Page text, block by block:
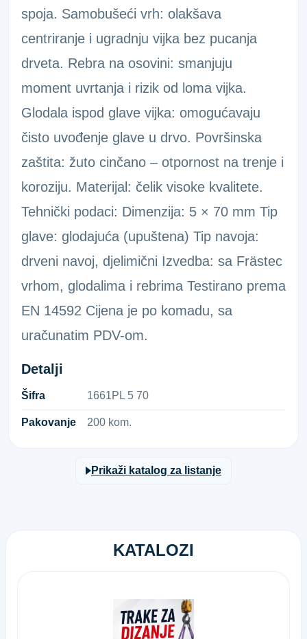
spoja. Samobušeći vrh: olakšava
centriranje i ugradnju vijka bez pucanja
drveta. Rebra na osovini: smanjuju
moment uvrtanja i rizik od loma vijka.
Glodala ispod glave vijka: omogućavaju
čisto uvođenje glave u drvo. Površinska
zaštita: žuto cinčano – otpornost na trenje i
koroziju. Materijal: čelik visoke kvalitete.
Tehnički podaci: Dimenzija: 5 × 70 mm Tip
glave: glodajuća (upuštena) Tip navoja:
drveni navoj, djelimični Izvedba: sa Frästec
vrhom, glodalima i rebrima Testirano prema
EN 14592 Cijena je po komadu, sa
uračunatim PDV-om.
Detalji
Šifra 1​6​6​1​P​L​ ​5​ ​7​0​
Pakovanje 200 kom.
Prikaži katalog za listanje
KATALOZI